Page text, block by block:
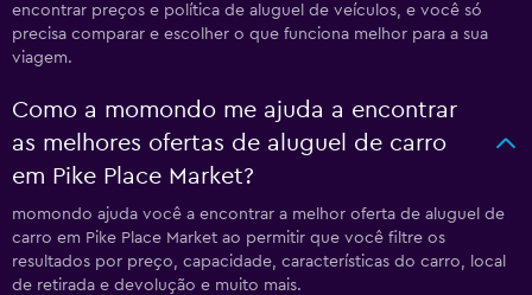
encontrar preços e política de aluguel de veículos, e você só
precisa comparar e escolher o que funciona melhor para a sua
viagem.
Como a momondo me ajuda a encontrar
as melhores ofertas de aluguel de carro
em Pike Place Market?
momondo ajuda você a encontrar a melhor oferta de aluguel de
carro em Pike Place Market ao permitir que você filtre os
resultados por preço, capacidade, características do carro, local
de retirada e devolução e muito mais.